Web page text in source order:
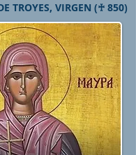
TROYES, VIRGEN (♰ 850)